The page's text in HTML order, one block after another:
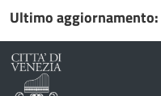
Ultimo aggiornamento: